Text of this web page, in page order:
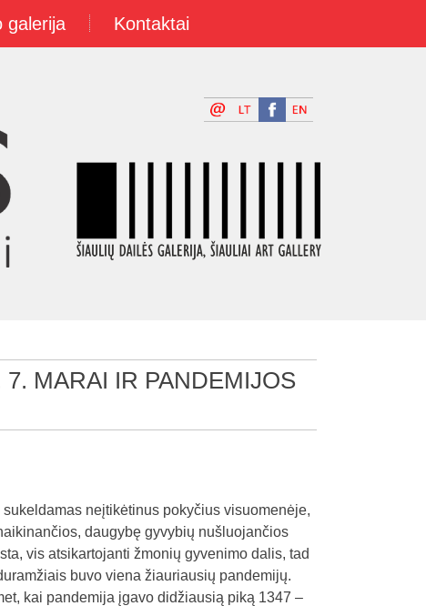
galerija Kontaktai
MARAI IR PANDEMIJOS
neįtikėtinus pokyčius visuomenėje,
daugybę gyvybių nušluojančios
vis atsikartojanti žmonių gyvenimo dalis, tad
buvo viena žiauriausių pandemijų.
kai pandemija įgavo didžiausią piką 1347 –